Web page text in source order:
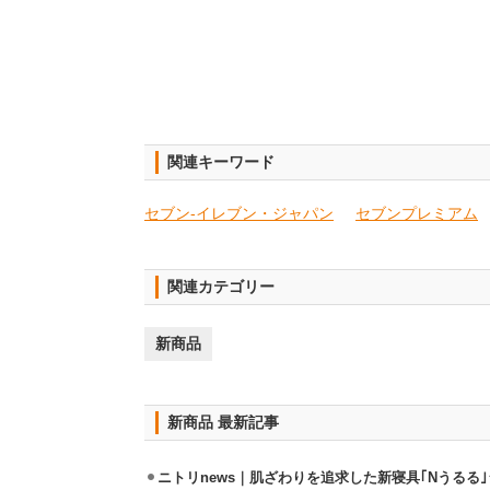
関連キーワード
セブン‐イレブン・ジャパン セブンプレミアム
関連カテゴリー
新商品
新商品 最新記事
ニトリnews｜肌ざわりを追求した新寝具｢Nうるる